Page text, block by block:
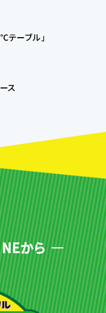
テーブル」
ス
から